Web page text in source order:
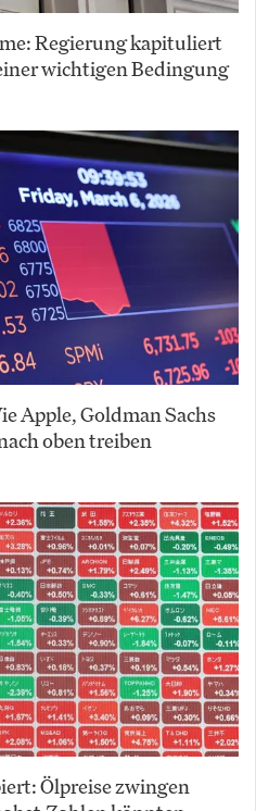
Regierung kapituliert
wichtigen Bedingung
Apple, Goldman Sachs
oben treiben
Ölpreise zwingen